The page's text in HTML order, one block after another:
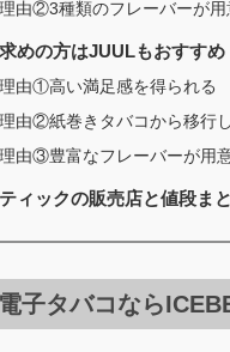
由②3種類のフレーバーが用
めの方はJUULもおすすめ
由①高い満足感を得られる
由②紙巻きタバコから移行
由③豊富なフレーバーが用
ィックの販売店と値段ま
子タバコなら